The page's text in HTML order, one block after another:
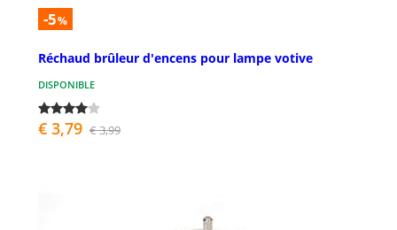
-5%
Réchaud brûleur d'encens pour lampe votive
DISPONIBLE
€ 3,79 € 3,99